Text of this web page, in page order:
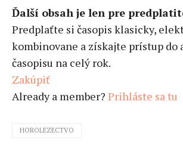
Ďalší obsah je len pre
Predplaťte si časopis klasicky,
kombinovane a získajte prístup do
časopisu na celý rok.
Zakúpiť
Already a member? Prihláste sa tu
HOROLEZECTVO